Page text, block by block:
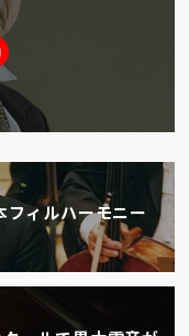
フィルハーモニー